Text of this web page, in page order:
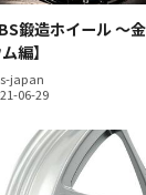
鍛造ホイール 〜
編】
japan